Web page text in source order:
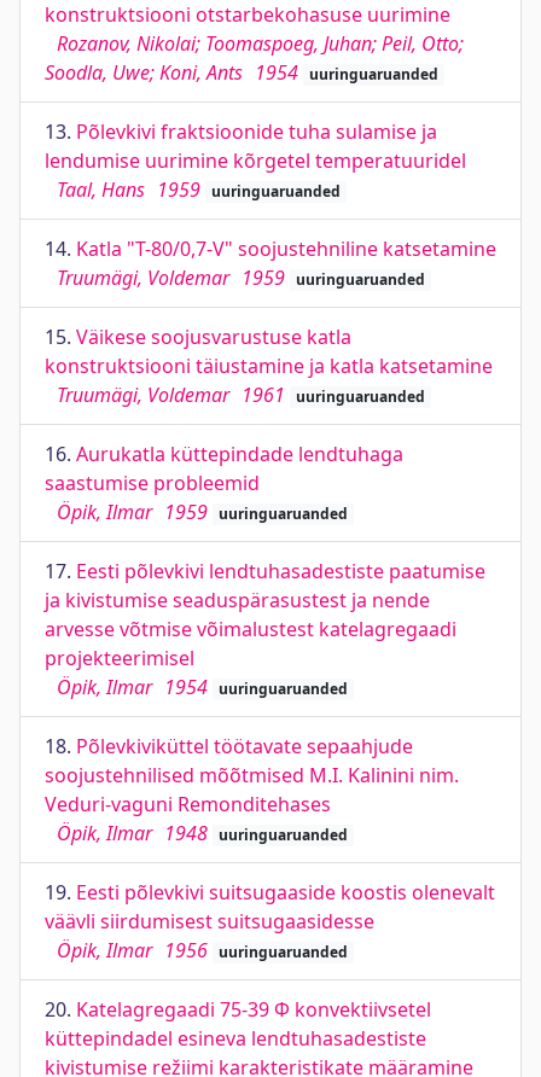
konstruktsiooni otstarbekohasuse uurimine
Rozanov, Nikolai; Toomaspoeg, Juhan; Peil, Otto;
Soodla, Uwe; Koni, Ants 1954 uuringuaruanded
13. Põlevkivi fraktsioonide tuha sulamise ja
lendumise uurimine kõrgetel temperatuuridel
Taal, Hans 1959 uuringuaruanded
14. Katla "T-80/0,7-V" soojustehniline katsetamine
Truumägi, Voldemar 1959 uuringuaruanded
15. Väikese soojusvarustuse katla
konstruktsiooni täiustamine ja katla katsetamine
Truumägi, Voldemar 1961 uuringuaruanded
16. Aurukatla küttepindade lendtuhaga
saastumise probleemid
Öpik, Ilmar 1959 uuringuaruanded
17. Eesti põlevkivi lendtuhasadestiste paatumise
ja kivistumise seaduspärasustest ja nende
arvesse võtmise võimalustest katelagregaadi
projekteerimisel
Öpik, Ilmar 1954 uuringuaruanded
18. Põlevkiviküttel töötavate sepaahjude
soojustehnilised mõõtmised M.I. Kalinini nim.
Veduri-vaguni Remonditehases
Öpik, Ilmar 1948 uuringuaruanded
19. Eesti põlevkivi suitsugaaside koostis olenevalt
väävli siirdumisest suitsugaasidesse
Öpik, Ilmar 1956 uuringuaruanded
20. Katelagregaadi 75-39 Ф konvektiivsetel
küttepindadel esineva lendtuhasadestiste
kivistumise režiimi karakteristikate määramine